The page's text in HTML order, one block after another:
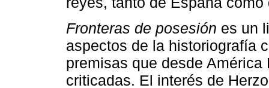
Fronteras de posesión es un
aspectos de la historiografía
premisas que desde
criticadas. El interés de